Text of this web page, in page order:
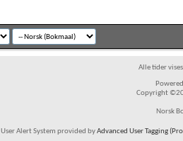
Alle tider
Copyright
Norsk
User Alert System provided byAdvanced User Tagging